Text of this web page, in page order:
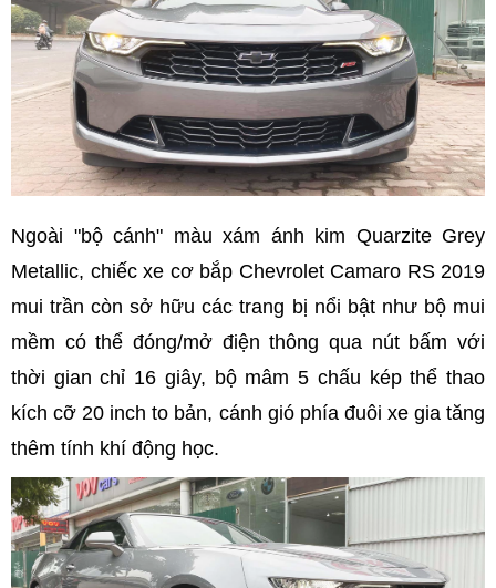
Ngoài "bộ cánh" màu xám ánh kim Quarzite Grey
Metallic, chiếc xe cơ bắp Chevrolet Camaro RS 2019
mui trần còn sở hữu các trang bị nổi bật như bộ mui
mềm có thể đóng/mở điện thông qua nút bấm với
thời gian chỉ 16 giây, bộ mâm 5 chấu kép thể thao
kích cỡ 20 inch to bản, cánh gió phía đuôi xe gia tăng
thêm tính khí động học.